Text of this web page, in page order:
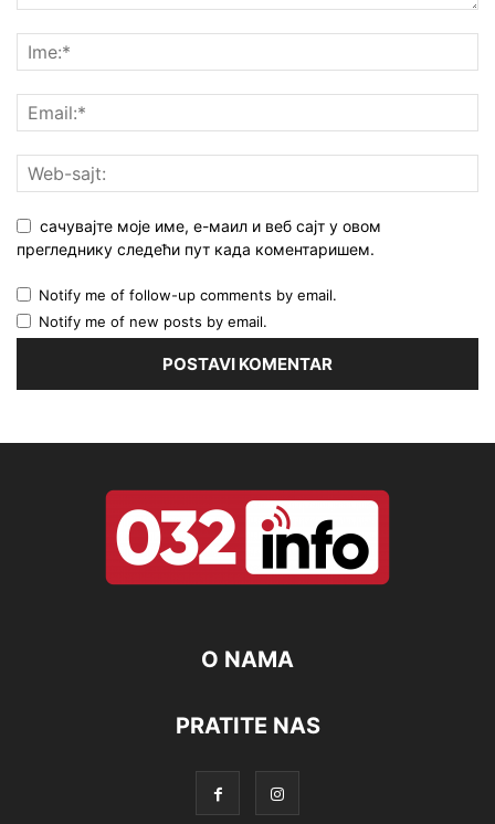
сачувајте моје име, е-маил и веб сајт у овом
прегледнику следећи пут када коментаришем.
Notify me of follow-up comments by email.
Notify me of new posts by email.
O NAMA
PRATITE NAS